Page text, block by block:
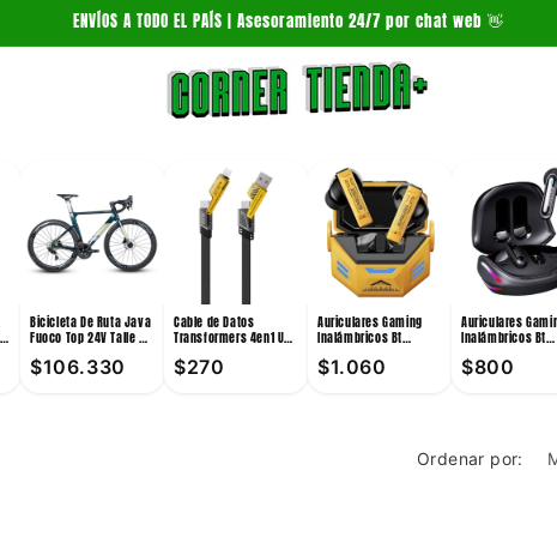
ENVÍOS A TODO EL PAÍS | Asesoramiento 24/7 por chat web 👋
Bicicleta De Ruta Java
Fuoco Top 24V Talle 54
$106.330
Cable de Datos
Transformers 4en1 Usb
6A 1m
$270
Auriculares Gaming
Inalámbricos Bt
10mm Amarillo
$1.060
Auriculares
Inalámbricos Bt
Pro 10mW
$800
Ordenar por: